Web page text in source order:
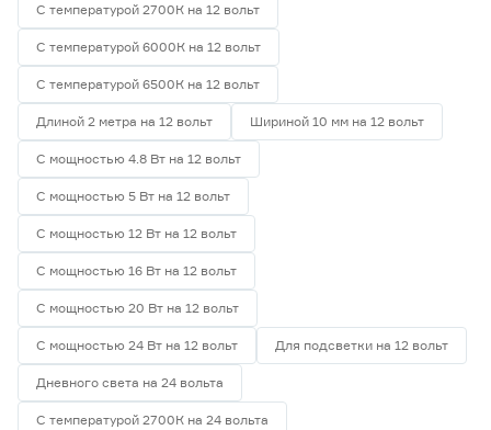
С температурой 2700К на 12 вольт
С температурой 6000К на 12 вольт
С температурой 6500К на 12 вольт
Длиной 2 метра на 12 вольт Шириной 10 мм на 12 вольт
С мощностью 4.8 Вт на 12 вольт
С мощностью 5 Вт на 12 вольт
С мощностью 12 Вт на 12 вольт
С мощностью 16 Вт на 12 вольт
С мощностью 20 Вт на 12 вольт
С мощностью 24 Вт на 12 вольт Для подсветки на 12 вольт
Дневного света на 24 вольта
С температурой 2700К на 24 вольта